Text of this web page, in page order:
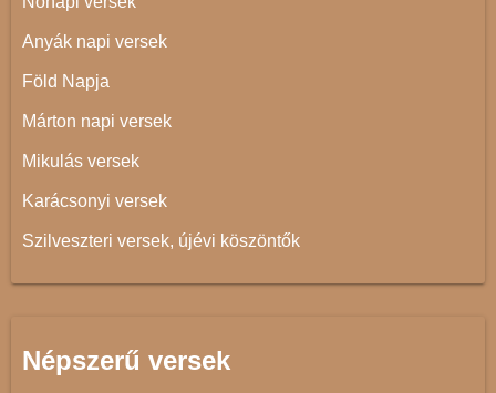
Anyák napi versek
Föld Napja
Márton napi versek
Mikulás versek
Karácsonyi versek
Szilveszteri versek, újévi köszöntők
Népszerű versek